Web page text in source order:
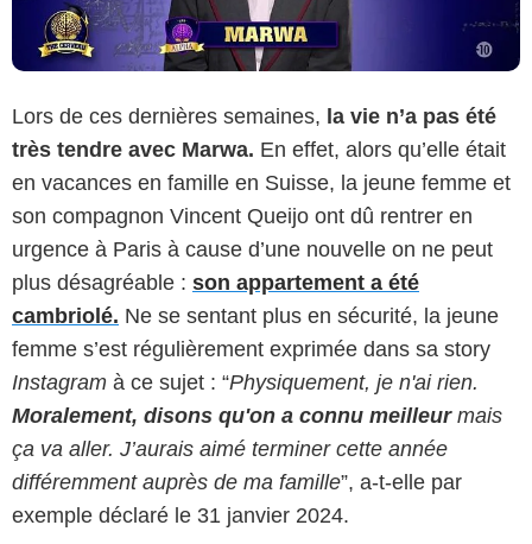
Lors de ces dernières semaines, la vie n’a pas été
très tendre avec Marwa. En effet, alors qu’elle était
en vacances en famille en Suisse, la jeune femme et
son compagnon Vincent Queijo ont dû rentrer en
urgence à Paris à cause d’une nouvelle on ne peut
plus désagréable : son appartement a été
cambriolé. Ne se sentant plus en sécurité, la jeune
femme s’est régulièrement exprimée dans sa story
Instagram à ce sujet : “Physiquement, je n'ai rien.
Moralement, disons qu'on a connu meilleur mais
ça va aller. J’aurais aimé terminer cette année
différemment auprès de ma famille”, a-t-elle par
exemple déclaré le 31 janvier 2024.